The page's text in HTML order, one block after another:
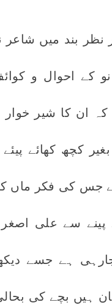
میں شاعر
کے احوال و
کہ ان کا شیر
کچھ کھائے پیئے
جس کی فکر ماں
پینے سے علی
ہے جسے
ہیں بچے کی